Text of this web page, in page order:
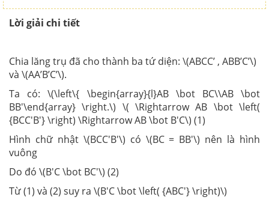
Lời giải chi tiết
Chia lăng trụ đã cho thành ba tứ diện: \(ABCC’ , ABB’C’\)
và \(AA’B’C’\).
Ta có: \(\left\{ \begin{array}{l}AB \bot BC\\AB \bot
BB'\end{array} \right.\) \( \Rightarrow AB \bot \left(
{BCC'B'} \right) \Rightarrow AB \bot B'C\) (1)
Hình chữ nhật \(BCC'B'\) có \(BC = BB'\) nên là hình
vuông
Do đó \(B'C \bot BC'\) (2)
Từ (1) và (2) suy ra \(B'C \bot \left( {ABC'} \right)\)